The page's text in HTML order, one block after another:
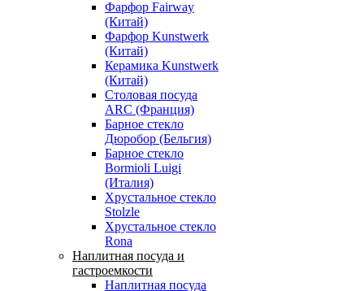
Фарфор Fairway
(Китай)
Фарфор Kunstwerk
(Китай)
Керамика Kunstwerk
(Китай)
Столовая посуда
ARC (Франция)
Барное стекло
Дюробор (Бельгия)
Барное стекло
Bormioli Luigi
(Италия)
Хрустальное стекло
Stolzle
Хрустальное стекло
Rona
Наплитная посуда и
гастроемкости
Наплитная посуда